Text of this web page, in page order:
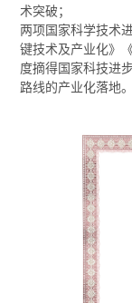
术突破；
两项国家科学技术
键技术及产业化》
度摘得国家科技进
路线的产业化落地。